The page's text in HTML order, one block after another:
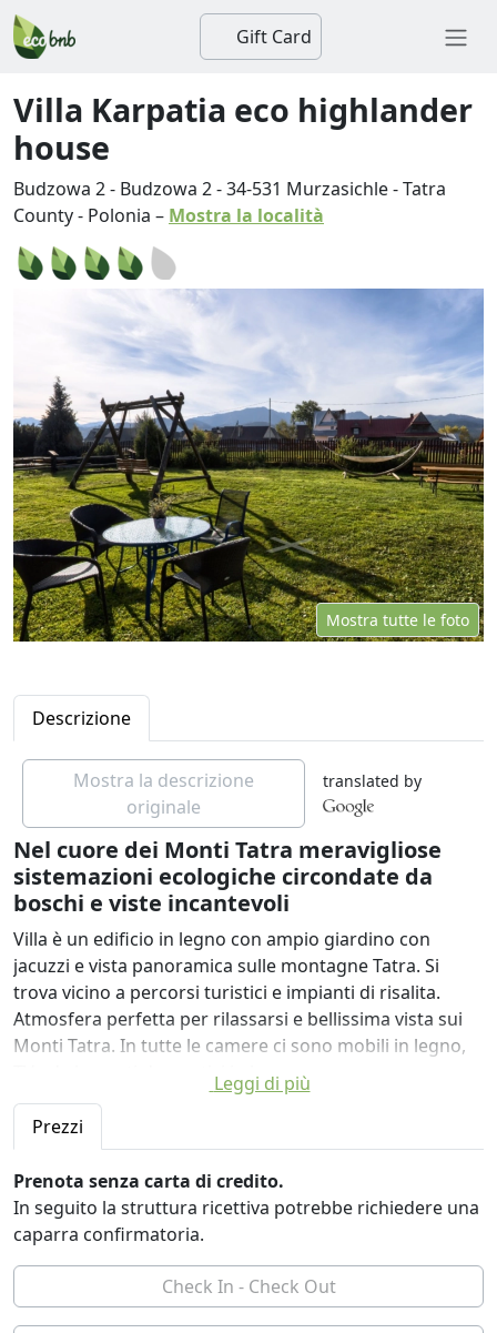
Gift Card
Villa Karpatia eco highlander
house
Budzowa 2 - Budzowa 2-34-531 Murzasichle-Tatra
County- Polonia – Mostra la località
Mostra tutte le foto
Descrizione
Mostra la descrizione
originale
translated by
Nel cuore dei Monti Tatra meravigliose
sistemazioni ecologiche circondate da
boschi e viste incantevoli
Villa è un edificio in legno con ampio giardino con
jacuzzi e vista panoramica sulle montagne Tatra. Si
trova vicino a percorsi turistici e impianti di risalita.
Atmosfera perfetta per rilassarsi e bellissima vista sui
Monti Tatra. In tutte le camere ci sono mobili in legno,
TV ed elementi decorativi in legno.
Gli ospiti hanno accesso a frigorifero, angolo cottura e
salotto. La nostra cucina serve piatti tradizionali
polacchi e specialità regionali. Su richiesta,
organizziamo cavalcate per slittini, grigliate, falò,
cottura del maiale o barbecue con musica folk dal vivo.
C'è anche un parcheggio recintato gratuito e un
fare falò o grigliare.
Leggi di più
Prezzi
Prenota senza carta di credito.
In seguito la struttura ricettiva potrebbe richiedere una
caparra confirmatoria.